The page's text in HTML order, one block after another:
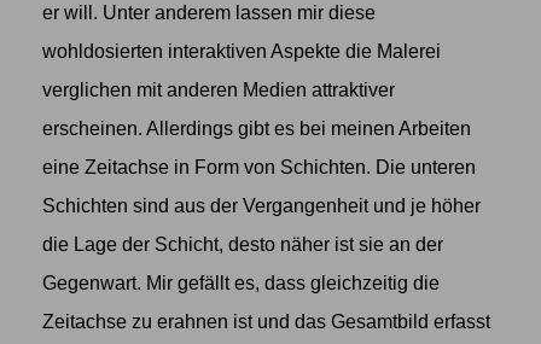
er will. Unter anderem lassen mir diese
wohldosierten interaktiven Aspekte die Malerei
verglichen mit anderen Medien attraktiver
erscheinen. Allerdings gibt es bei meinen Arbeiten
eine Zeitachse in Form von Schichten. Die unteren
Schichten sind aus der Vergangenheit und je höher
die Lage der Schicht, desto näher ist sie an der
Gegenwart. Mir gefällt es, dass gleichzeitig die
Zeitachse zu erahnen ist und das Gesamtbild erfasst